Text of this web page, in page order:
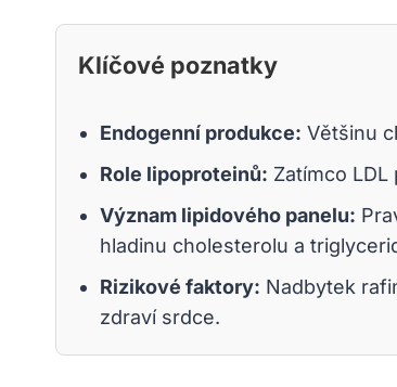
Klíčové poznatky
Endogenní produkce: Většinu
Role lipoproteinů: Zatímco
Význam lipidového panelu:
hladinu cholesterolu a
Rizikové faktory: Nadbytek
zdraví srdce.